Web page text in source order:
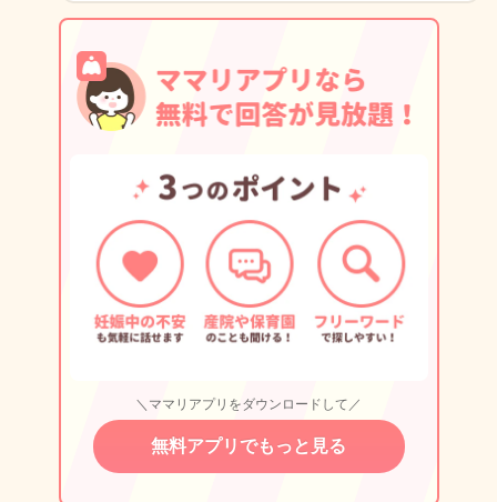
＼ママリアプリをダウンロードして／
無料アプリでもっと見る